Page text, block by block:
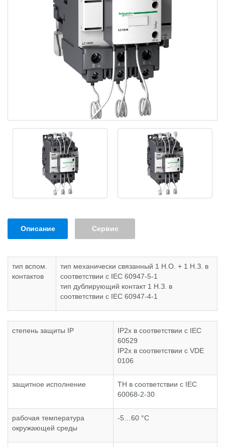
Описание Сервис
тип вспом.
контактов
тип механически связанный 1 Н.О. + 1 Н.З. в
соответствии с IEC 60947-5-1
тип дублирующий контакт 1 Н.З. в
соответствии с IEC 60947-4-1
степень защиты IP
IP2x в соответствии с IEC
60529
IP2x в соответствии с VDE
0106
защитное исполнение
TH в соответствии с IEC
60068-2-30
рабочая температура
окружающей среды
-5…60 °C